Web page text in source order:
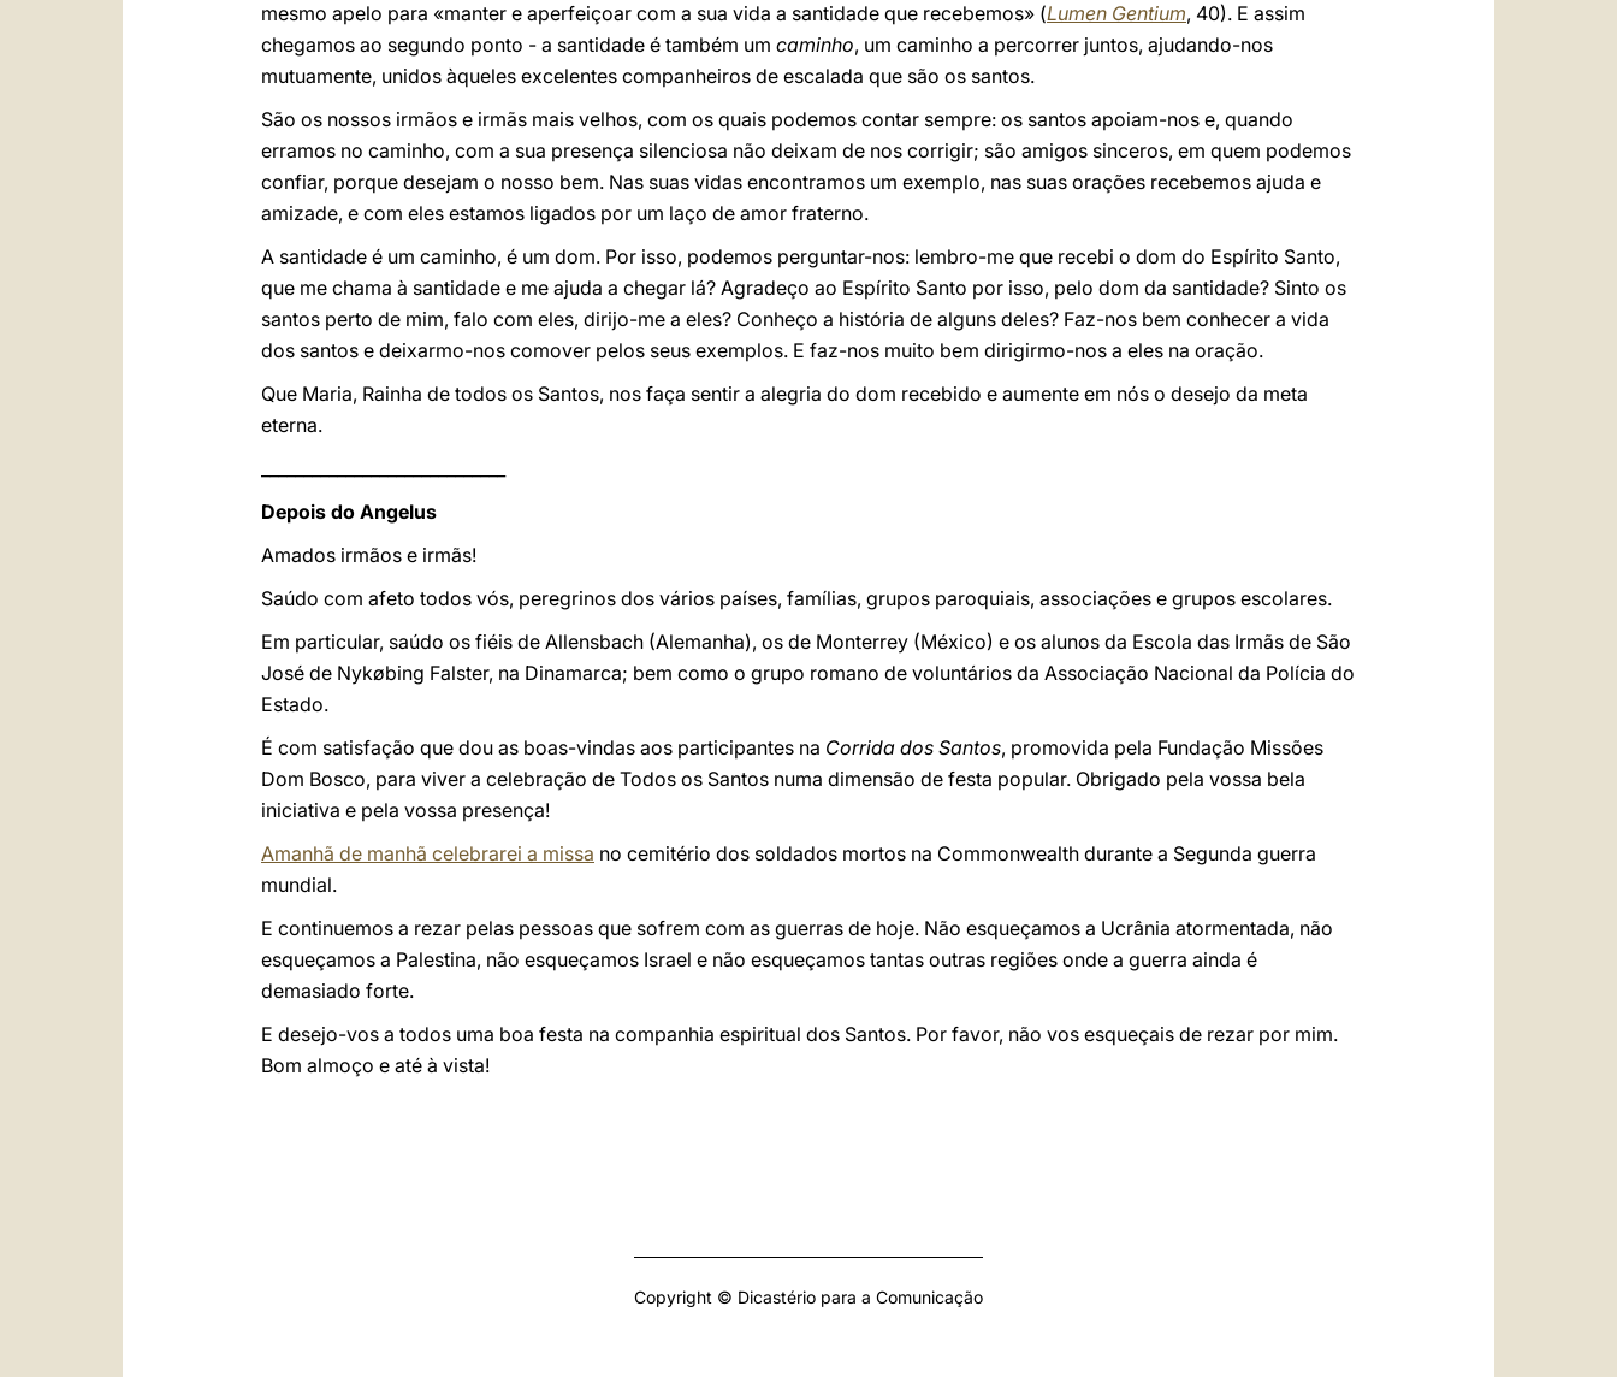
mesmo apelo para «manter e aperfeiçoar com a sua vida a santidade que recebemos» (Lumen Gentium, 40). E assim
chegamos ao segundo ponto - a santidade é também um caminho, um caminho a percorrer juntos, ajudando-nos
mutuamente, unidos àqueles excelentes companheiros de escalada que são os santos.
São os nossos irmãos e irmãs mais velhos, com os quais podemos contar sempre: os santos apoiam-nos e, quando
erramos no caminho, com a sua presença silenciosa não deixam de nos corrigir; são amigos sinceros, em quem podemos
confiar, porque desejam o nosso bem. Nas suas vidas encontramos um exemplo, nas suas orações recebemos ajuda e
amizade, e com eles estamos ligados por um laço de amor fraterno.
A santidade é um caminho, é um dom. Por isso, podemos perguntar-nos: lembro-me que recebi o dom do Espírito Santo,
que me chama à santidade e me ajuda a chegar lá? Agradeço ao Espírito Santo por isso, pelo dom da santidade? Sinto os
santos perto de mim, falo com eles, dirijo-me a eles? Conheço a história de alguns deles? Faz-nos bem conhecer a vida
dos santos e deixarmo-nos comover pelos seus exemplos. E faz-nos muito bem dirigirmo-nos a eles na oração.
Que Maria, Rainha de todos os Santos, nos faça sentir a alegria do dom recebido e aumente em nós o desejo da meta
eterna.
Depois do Angelus
Amados irmãos e irmãs!
Saúdo com afeto todos vós, peregrinos dos vários países, famílias, grupos paroquiais, associações e grupos escolares.
Em particular, saúdo os fiéis de Allensbach (Alemanha), os de Monterrey (México) e os alunos da Escola das Irmãs de São
José de Nykøbing Falster, na Dinamarca; bem como o grupo romano de voluntários da Associação Nacional da Polícia do
Estado.
É com satisfação que dou as boas-vindas aos participantes na Corrida dos Santos, promovida pela Fundação Missões
Dom Bosco, para viver a celebração de Todos os Santos numa dimensão de festa popular. Obrigado pela vossa bela
iniciativa e pela vossa presença!
Amanhã de manhã celebrarei a missa no cemitério dos soldados mortos na Commonwealth durante a Segunda guerra
mundial.
E continuemos a rezar pelas pessoas que sofrem com as guerras de hoje. Não esqueçamos a Ucrânia atormentada, não
esqueçamos a Palestina, não esqueçamos Israel e não esqueçamos tantas outras regiões onde a guerra ainda é
demasiado forte.
E desejo-vos a todos uma boa festa na companhia espiritual dos Santos. Por favor, não vos esqueçais de rezar por mim.
Bom almoço e até à vista!
Copyright © Dicastério para a Comunicação